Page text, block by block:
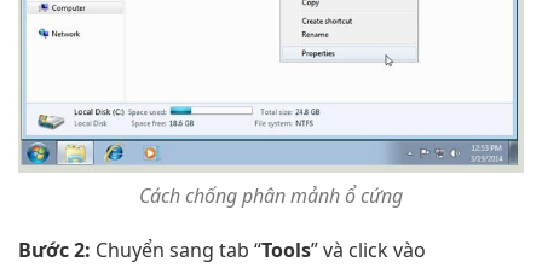
Cách chống phân mảnh ổ cứng
Bước 2: Chuyển sang tab “Tools” và click vào